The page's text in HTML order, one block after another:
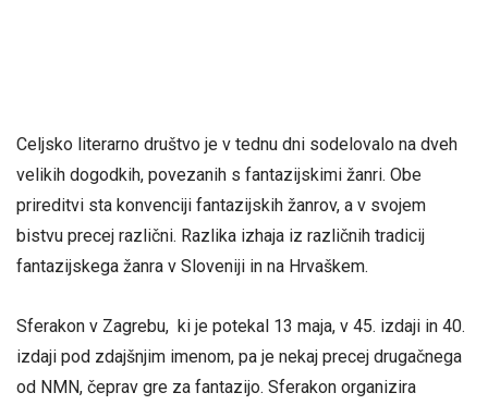
Celjsko literarno društvo je v tednu dni sodelovalo na dveh
velikih dogodkih, povezanih s fantazijskimi žanri. Obe
prireditvi sta konvenciji fantazijskih žanrov, a v svojem
bistvu precej različni. Razlika izhaja iz različnih tradicij
fantazijskega žanra v Sloveniji in na Hrvaškem.
Sferakon v Zagrebu, ki je potekal 13 maja, v 45. izdaji in 40.
izdaji pod zdajšnjim imenom, pa je nekaj precej drugačnega
od NMN, čeprav gre za fantazijo. Sferakon organizira